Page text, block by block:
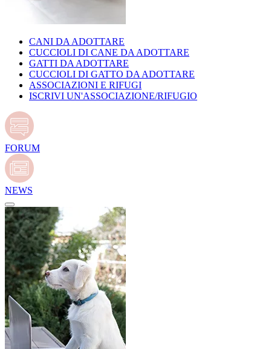
CANI DA ADOTTARE
CUCCIOLI DI CANE DA ADOTTARE
GATTI DA ADOTTARE
CUCCIOLI DI GATTO DA ADOTTARE
ASSOCIAZIONI E RIFUGI
ISCRIVI UN'ASSOCIAZIONE/RIFUGIO
FORUM
NEWS